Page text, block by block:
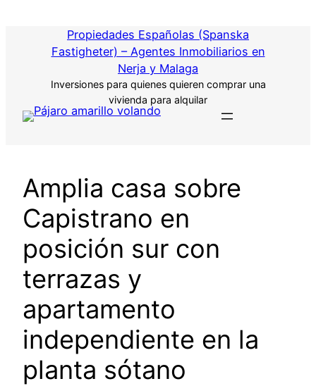
contenido
Propiedades Españolas (Spanska
Fastigheter) – Agentes Inmobiliarios en
Nerja y Malaga
Inversiones para quienes quieren comprar una
vivienda para alquilar
Amplia casa sobre
Capistrano en
posición sur con
terrazas y
apartamento
independiente en la
planta sótano